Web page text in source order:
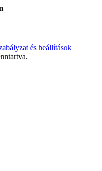
és beállítások